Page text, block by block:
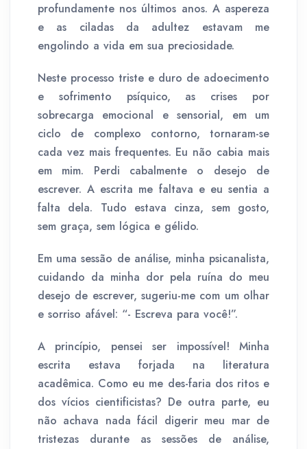
profundamente nos últimos anos. A aspereza
e as ciladas da adultez estavam me
engolindo a vida em sua preciosidade.
Neste processo triste e duro de adoecimento
e sofrimento psíquico, as crises por
sobrecarga emocional e sensorial, em um
ciclo de complexo contorno, tornaram-se
cada vez mais frequentes. Eu não cabia mais
em mim. Perdi cabalmente o desejo de
escrever. A escrita me faltava e eu sentia a
falta dela. Tudo estava cinza, sem gosto,
sem graça, sem lógica e gélido.
Em uma sessão de análise, minha psicanalista,
cuidando da minha dor pela ruína do meu
desejo de escrever, sugeriu-me com um olhar
e sorriso afável: “- Escreva para você!”.
A princípio, pensei ser impossível! Minha
escrita estava forjada na literatura
acadêmica. Como eu me des-faria dos ritos e
dos vícios cientificistas? De outra parte, eu
não achava nada fácil digerir meu mar de
tristezas durante as sessões de análise,